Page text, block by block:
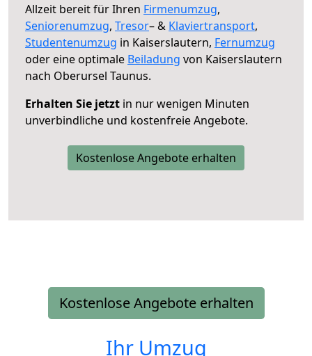
Allzeit bereit für Ihren Firmenumzug,
Seniorenumzug, Tresor– & Klaviertransport,
Studentenumzug in Kaiserslautern, Fernumzug
oder eine optimale Beiladung von Kaiserslautern
nach Oberursel Taunus.
Erhalten Sie jetzt in nur wenigen Minuten
unverbindliche und kostenfreie Angebote.
Kostenlose Angebote erhalten
Kostenlose Angebote erhalten
Ihr Umzug